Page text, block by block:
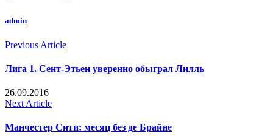
admin
Previous Article
Лига 1. Сент-Этьен уверенно обыграл Лилль
26.09.2016
Next Article
Манчестер Сити: месяц без де Брайне